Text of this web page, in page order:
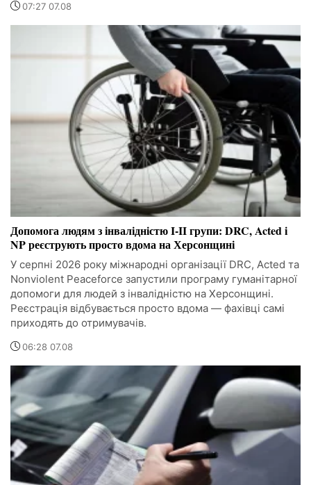
07:27 07.08
Допомога людям з інвалідністю I-II групи: DRC, Acted і
NP реєструють просто вдома на Херсонщині
У серпні 2026 року міжнародні організації DRC, Acted та
Nonviolent Peaceforce запустили програму гуманітарної
допомоги для людей з інвалідністю на Херсонщині.
Реєстрація відбувається просто вдома — фахівці самі
приходять до отримувачів.
06:28 07.08